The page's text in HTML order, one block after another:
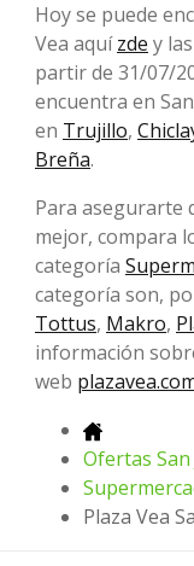
Hoy se puede
Vea aquízde y
partir de 31/07/
encuentra en
en Trujillo,
Breña.
Para asegurarte
mejor, compara
categoría
categoría son,
Tottus, Makro,
información
web
Ofertas
Plaza Vea